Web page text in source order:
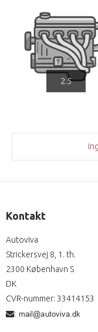
2.5
Kontakt
Autoviva
Strickersvej 8, 1. th.
2300 København S
DK
CVR-nummer: 33414153
: